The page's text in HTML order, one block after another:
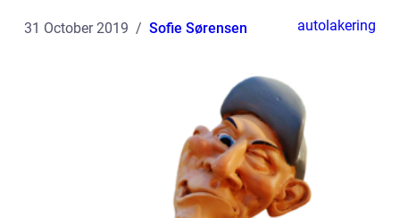
31 October 2019 Sofie Sørensen autolakering